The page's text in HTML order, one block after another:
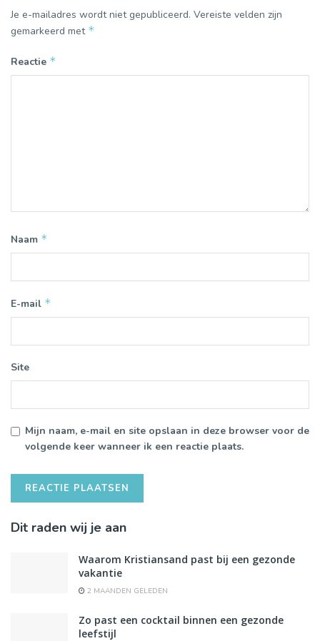
Je e-mailadres wordt niet gepubliceerd. Vereiste velden zijn
gemarkeerd met *
Reactie *
Naam *
E-mail *
Site
Mijn naam, e-mail en site opslaan in deze browser voor de
volgende keer wanneer ik een reactie plaats.
Dit raden wij je aan
Waarom Kristiansand past bij een gezonde
vakantie
2 MAANDEN GELEDEN
Zo past een cocktail binnen een gezonde
leefstijl